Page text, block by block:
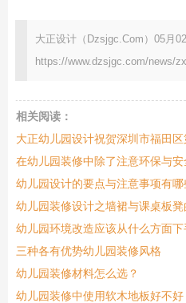
大正设计（Dzsjgc.Com）05月
https://www.dzsjgc.com/news/
相关阅读：
大正幼儿园设计祝贺深圳市福田
在幼儿园装修中除了注意环保与
幼儿园设计的要点与注意事项有哪
幼儿园装修设计之墙裙与课桌板
幼儿园环境改造应该从什么方面下
三种各有优势幼儿园装修风格
幼儿园装修材料怎么选？
幼儿园装修中使用软木地板好不好